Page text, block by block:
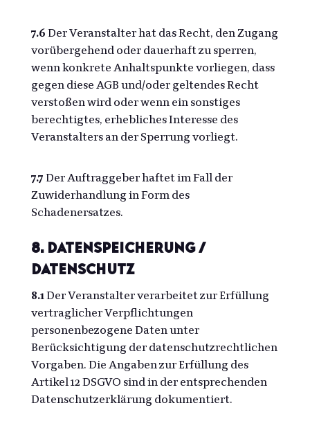
7.6 Der Veranstalter hat das Recht, den Zugang
vorübergehend oder dauerhaft zu sperren,
wenn konkrete Anhaltspunkte vorliegen, dass
gegen diese AGB und/oder geltendes Recht
verstoßen wird oder wenn ein sonstiges
berechtigtes, erhebliches Interesse des
Veranstalters an der Sperrung vorliegt.
7.7 Der Auftraggeber haftet im Fall der
Zuwiderhandlung in Form des
Schadenersatzes.
8. Datenspeicherung /
Datenschutz
8.1Der Veranstalter verarbeitet zur Erfüllung
vertraglicher Verpflichtungen
personenbezogene Daten unter
Berücksichtigung der datenschutzrechtlichen
Vorgaben. Die Angaben zur Erfüllung des
Artikel 12 DSGVO sind in der entsprechenden
Datenschutzerklärung dokumentiert.